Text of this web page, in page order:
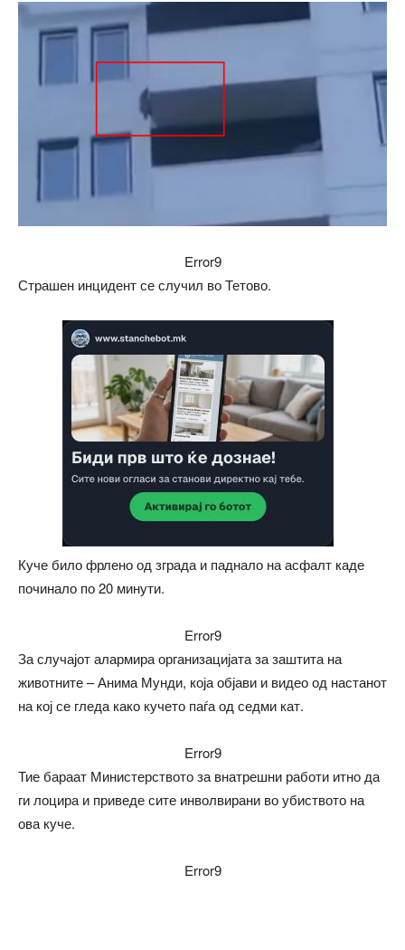
Error9
Страшен инцидент се случил во Тетово.
Куче било фрлено од зграда и паднало на асфалт каде
починало по 20 минути.
Error9
За случајот алармира организацијата за заштита на
животните – Анима Мунди, која објави и видео од настанот
на кој се гледа како кучето паѓа од седми кат.
Error9
Тие бараат Министерството за внатрешни работи итно да
ги лоцира и приведе сите инволвирани во убиството на
ова куче.
Error9